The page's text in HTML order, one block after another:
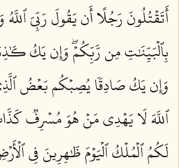
أَتَقۡتُلُونَ رَجُلًا أَن يَقُولَ رَبِّيَ
بِٱلۡبَيِّنَٰتِ مِن رَّبِّكُمۡۖ وَإِن يَكُ
وَإِن يَكُ صَادِقٗا يُصِبۡكُم بَعۡضُ
ٱللَّهَ لَا يَهۡدِي مَنۡ هُوَ مُسۡرِفٞ كَذَّابٞ
لَكُمُ ٱلۡمُلۡكُ ٱلۡيَوۡمَ ظَٰهِرِينَ فِي